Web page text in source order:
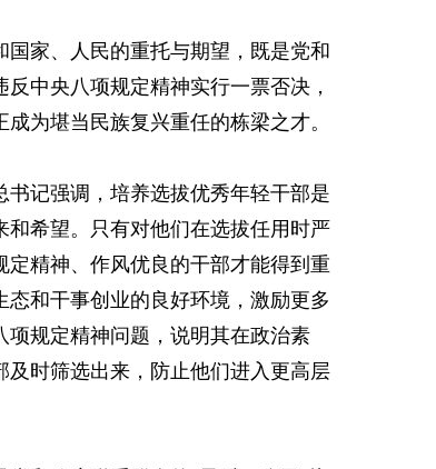
家、人民的重托与期望，既是党和
中央八项规定精神实行一票否决，
为堪当民族复兴重任的栋梁之才。
记强调，培养选拔优秀年轻干部是
希望。只有对他们在选拔任用时严
精神、作风优良的干部才能得到重
和干事创业的良好环境，激励更多
规定精神问题，说明其在政治素
时筛选出来，防止他们进入更高层